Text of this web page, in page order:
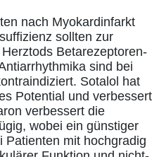
nach Myokardinfarkt
sollten zur
Betarezeptoren-
sind bei
Sotalol hat
Potential und verbessert
verbessert die
wobei ein günstiger
Patienten mit hochgradig